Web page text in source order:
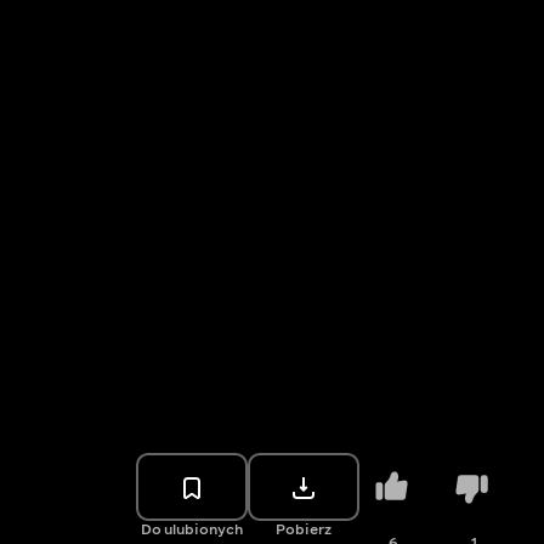
Do ulubionych Pobierz